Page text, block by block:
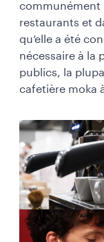
communément
restaurants et
qu’elle a été
nécessaire à la
publics, la
cafetière moka